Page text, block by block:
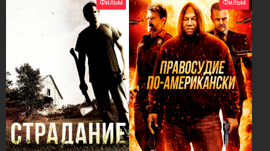
Фильм Фильм